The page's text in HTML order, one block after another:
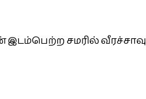
இடம்பெற்ற சமரில் வீரச்சாவு